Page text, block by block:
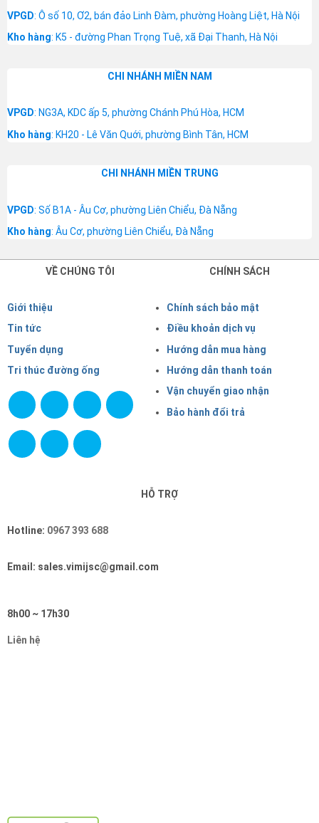
VPGD: Ô số 10, Ơ2, bán đảo Linh Đàm, phường Hoàng Liệt, Hà Nội
Kho hàng: K5 - đường Phan Trọng Tuệ, xã Đại Thanh, Hà Nội
CHI NHÁNH MIỀN NAM
VPGD: NG3A, KDC ấp 5, phường Chánh Phú Hòa, HCM
Kho hàng: KH20 - Lê Văn Quới, phường Bình Tân, HCM
CHI NHÁNH MIỀN TRUNG
VPGD: Số B1A - Âu Cơ, phường Liên Chiểu, Đà Nẵng
Kho hàng: Âu Cơ, phường Liên Chiểu, Đà Nẵng
VỀ CHÚNG TÔI
Giới thiệu
Tin tức
Tuyển dụng
Tri thúc đường ống
CHÍNH SÁCH
Chính sách bảo mật
Điều khoản dịch vụ
Hướng dẫn mua hàng
Hướng dẫn thanh toán
Vận chuyển giao nhận
Bảo hành đổi trả
HỖ TRỢ
Hotline: 0967 393 688
Email: sales.vimijsc@gmail.com
8h00 ~ 17h30
Liên hệ